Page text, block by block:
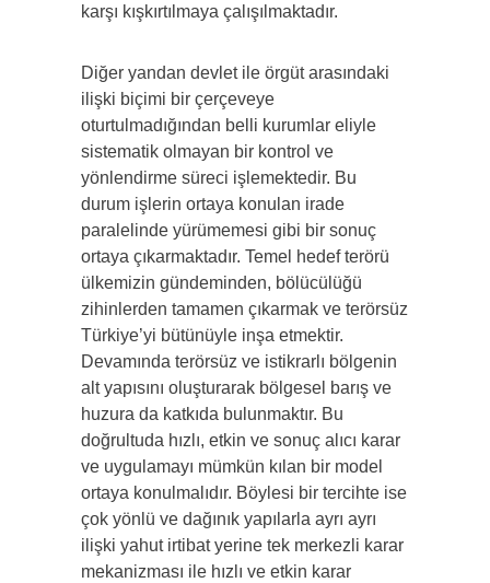
karşı kışkırtılmaya çalışılmaktadır.
Diğer yandan devlet ile örgüt arasındaki
ilişki biçimi bir çerçeveye
oturtulmadığından belli kurumlar eliyle
sistematik olmayan bir kontrol ve
yönlendirme süreci işlemektedir. Bu
durum işlerin ortaya konulan irade
paralelinde yürümemesi gibi bir sonuç
ortaya çıkarmaktadır. Temel hedef terörü
ülkemizin gündeminden, bölücülüğü
zihinlerden tamamen çıkarmak ve terörsüz
Türkiye’yi bütünüyle inşa etmektir.
Devamında terörsüz ve istikrarlı bölgenin
alt yapısını oluşturarak bölgesel barış ve
huzura da katkıda bulunmaktır. Bu
doğrultuda hızlı, etkin ve sonuç alıcı karar
ve uygulamayı mümkün kılan bir model
ortaya konulmalıdır. Böylesi bir tercihte ise
çok yönlü ve dağınık yapılarla ayrı ayrı
ilişki yahut irtibat yerine tek merkezli karar
mekanizması ile hızlı ve etkin karar